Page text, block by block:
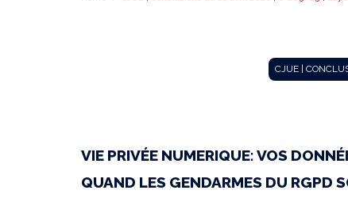
Conclusions
CJUE |
VIE PRIVÉE NUMERIQUE: VOS
QUAND LES GENDARMES DU RGPD